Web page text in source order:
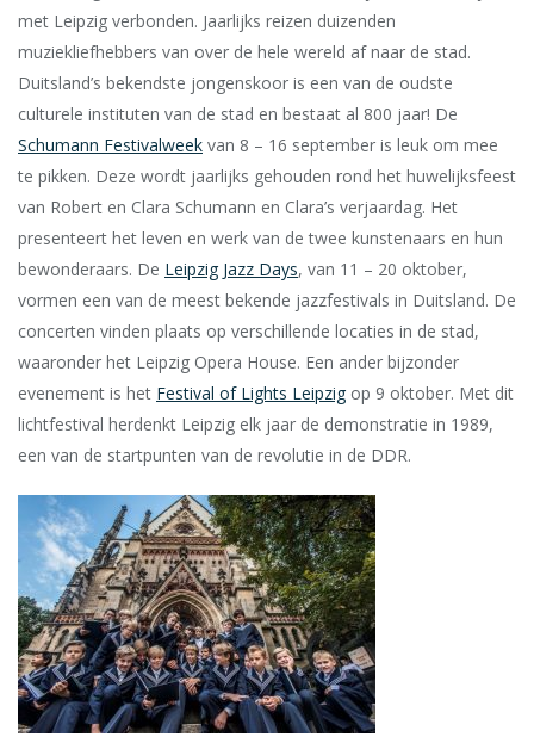
met Leipzig verbonden. Jaarlijks reizen duizenden
muziekliefhebbers van over de hele wereld af naar de stad.
Duitsland’s bekendste jongenskoor is een van de oudste
culturele instituten van de stad en bestaat al 800 jaar! De
Schumann Festivalweek van 8 – 16 september is leuk om mee
te pikken. Deze wordt jaarlijks gehouden rond het huwelijksfeest
van Robert en Clara Schumann en Clara’s verjaardag. Het
presenteert het leven en werk van de twee kunstenaars en hun
bewonderaars. De Leipzig Jazz Days, van 11 – 20 oktober,
vormen een van de meest bekende jazzfestivals in Duitsland. De
concerten vinden plaats op verschillende locaties in de stad,
waaronder het Leipzig Opera House. Een ander bijzonder
evenement is het Festival of Lights Leipzig op 9 oktober. Met dit
lichtfestival herdenkt Leipzig elk jaar de demonstratie in 1989,
een van de startpunten van de revolutie in de DDR.